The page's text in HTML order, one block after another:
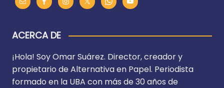
ACERCA DE
¡Hola! Soy Omar Suárez. Director, creador y
propietario de Alternativa en Papel. Periodista
formado en la UBA con más de 30 años de